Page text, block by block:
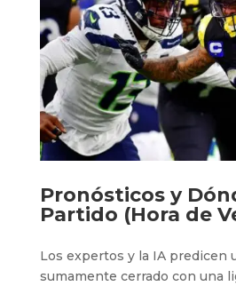
Pronósticos y
Partido (Hora de
Los expertos y la IA predicen
sumamente cerrado con una